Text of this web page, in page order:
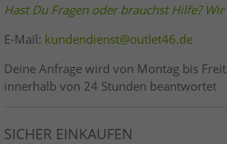
Hast Du Fragen oder brauchst Hilfe?
E-Mail: kundendienst@outlet46.de
Deine Anfrage wird von Montag bis
innerhalb von 24 Stunden beantwortet
SICHER EINKAUFEN